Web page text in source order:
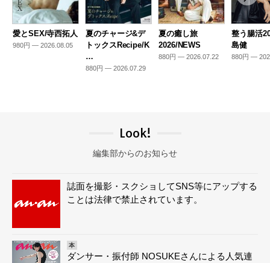
愛とSEX/寺西拓人
980円 — 2026.08.05
夏のチャージ&デ
トックスRecipe/K
…
880円 — 2026.07.29
夏の癒し旅
2026/NEWS
880円 — 2026.07.22
整う腸活
島健
880円 —
Look!
編集部からのお知らせ
誌面を撮影・スクショしてSNS等にアップする
ことは法律で禁止されています。
本
ダンサー・振付師 NOSUKEさんによる人気連